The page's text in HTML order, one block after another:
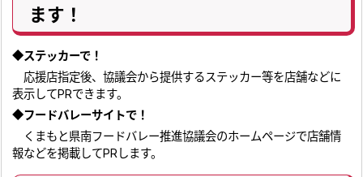
ます！
◆ステッカーで！
応援店指定後、協議会から提供するステッカー等を店舗などに
表示してPRできます。
◆フードバレーサイトで！
くまもと県南フードバレー推進協議会のホームページで店舗情
報などを掲載してPRします。